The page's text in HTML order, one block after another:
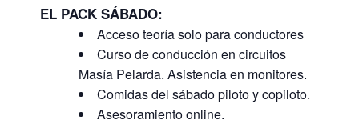
EL PACK SÁBADO:
Acceso teoría solo para conductores
Curso de conducción en circuitos
Masía Pelarda. Asistencia en monitores.
Comidas del sábado piloto y copiloto.
Asesoramiento online.